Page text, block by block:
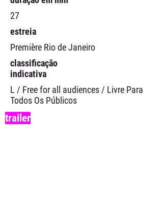
27
estreia
Première Rio de Janeiro
classificação
indicativa
L / Free for all audiences / Livre Para
Todos Os Públicos
trailer